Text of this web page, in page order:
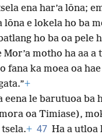
ena har’a lōna;
lōna e lokela ho ba
ho ba oa pele
Mor’a motho ha aa a
fana ka moea oa
+
le barutuoa ba
oa Timiase),
+ 47 Ha a utloa